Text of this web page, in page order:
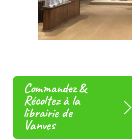
Commandez &
Récoltez à la
librairie de
Vanves